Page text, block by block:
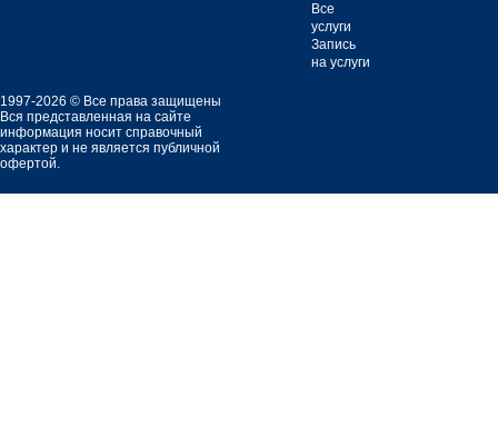
Все
услуги
Запись
на услуги
1997-2026 © Все права защищены
Вся представленная на сайте
информация носит справочный
характер и не является публичной
офертой.